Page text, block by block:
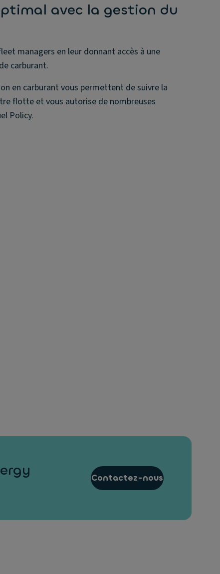
avec la gestion du
managers en leur donnant accès à une
carburant.
en carburant vous permettent de suivre la
flotte et vous autorise de nombreuses
Policy.
Contactez-nous